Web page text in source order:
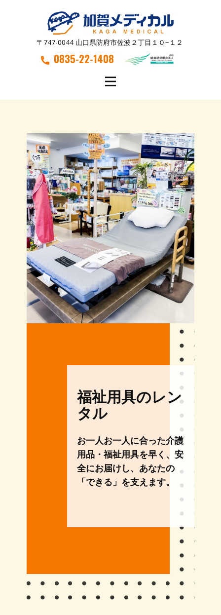
〒747-0044 山口県防府市佐波２丁目１０−１２
0835-22-1408
福祉用具のレン
タル
お一人お一人に合った介護
用品・福祉用具を早く、安
全にお届けし、あなたの
「できる」を支えます。